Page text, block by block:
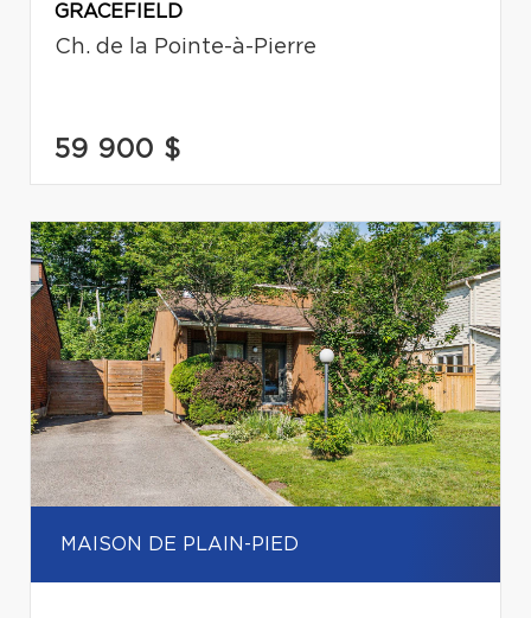
GRACEFIELD
Ch. de la Pointe-à-Pierre
59 900 $
MAISON DE PLAIN-PIED